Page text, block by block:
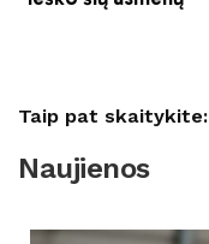
Taip pat skaitykite:
Naujienos